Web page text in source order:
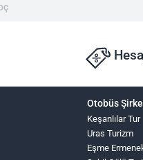
Otobüs
Keşanlılar Tur
Uras Turizm
Eşme